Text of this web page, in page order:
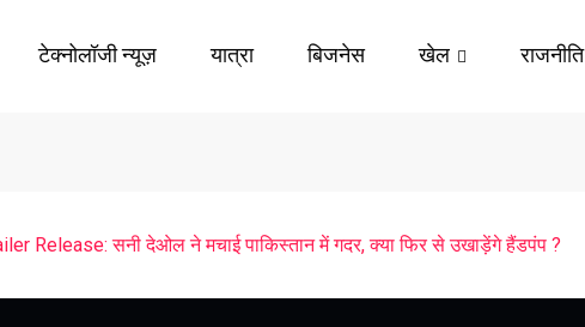
टेक्नोलॉजी न्यूज़ यात्रा बिजनेस खेल राजनीति
Release: सनी देओल ने मचाई पाकिस्तान में गदर, क्या फिर से उखाड़ेंगे हैंडपंप ?